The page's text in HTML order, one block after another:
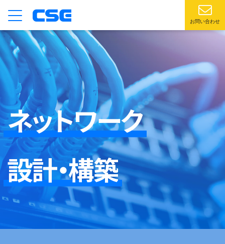
お問い合わせ
ネットワーク
設計・構築